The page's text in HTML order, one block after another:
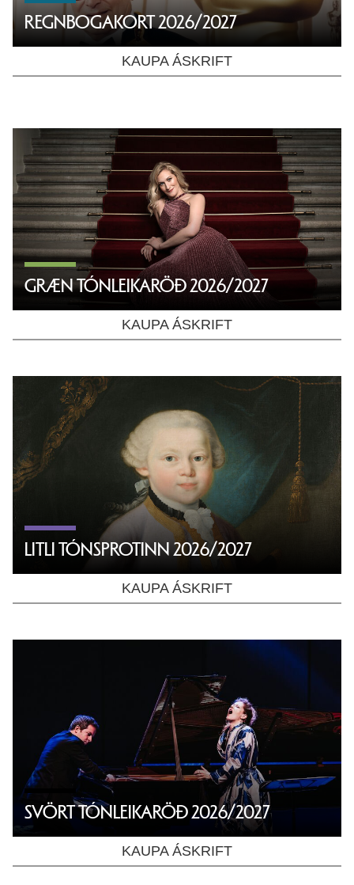
REGNBOGAKORT 2026/2027
KAUPA ÁSKRIFT
GRÆN TÓNLEIKARÖÐ 2026/2027
KAUPA ÁSKRIFT
LITLI TÓNSPROTINN 2026/2027
KAUPA ÁSKRIFT
SVÖRT TÓNLEIKARÖÐ 2026/2027
KAUPA ÁSKRIFT